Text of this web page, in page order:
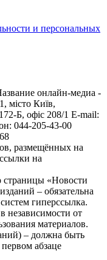
и персональных
онлайн-медиа -
місто Київ,
Б, офіс 208/1 E-mail:
044-205-43-00
размещённых на
на
страницы «Новости
– обязательна
гиперссылка.
независимости от
материалов.
– должна быть
абзаце